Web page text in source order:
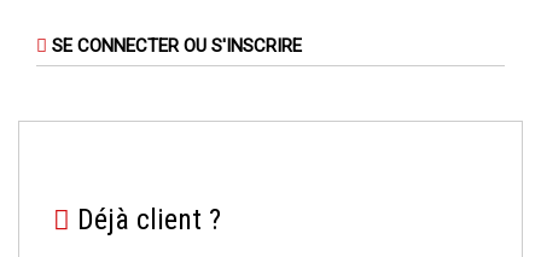
SE CONNECTER OU S'INSCRIRE
Déjà client ?